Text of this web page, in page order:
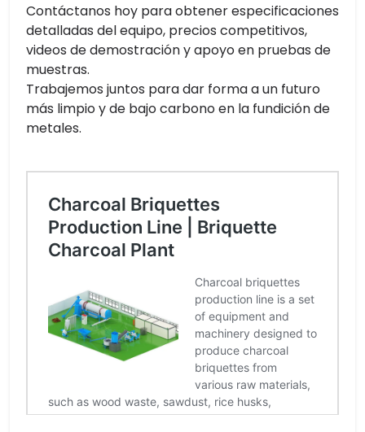
Contáctanos hoy para obtener especificaciones
detalladas del equipo, precios competitivos,
videos de demostración y apoyo en pruebas de
muestras.
Trabajemos juntos para dar forma a un futuro
más limpio y de bajo carbono en la fundición de
metales.